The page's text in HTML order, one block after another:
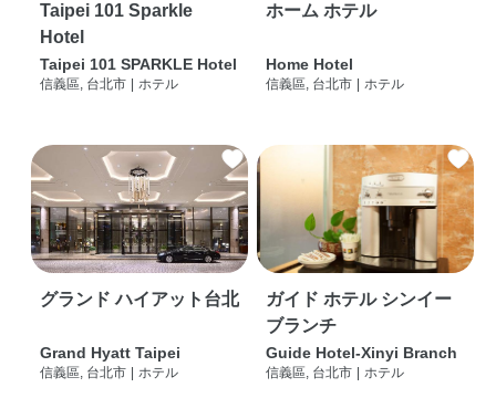
Taipei 101 Sparkle
Hotel
Taipei 101 SPARKLE Hotel
信義區, 台北市 ホテル
ホーム ホテル
Home Hotel
信義區, 台北市 ホテル
グランド ハイアット台北
Grand Hyatt Taipei
信義區, 台北市 ホテル
ガイド ホテル シンイー
ブランチ
Guide Hotel-Xinyi Branch
信義區, 台北市 ホテル